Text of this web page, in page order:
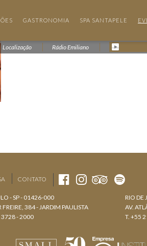
GASTRONOMIA SPA SANTAPELE
Localização Rádio Emiliano
CONTATO
- SP - 01426-000
FREIRE, 384 - JARDIM PAULISTA
3728 - 2000
RIO DE
AV.
T. +55